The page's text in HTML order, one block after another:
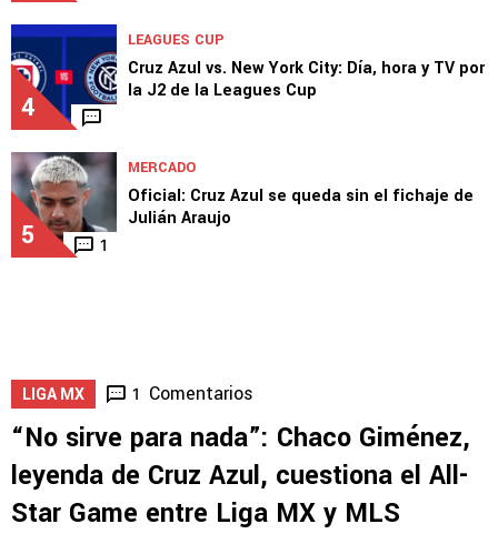
4
LEAGUES CUP
Cruz Azul vs. New York City: Día, hora y TV por
la J2 de la Leagues Cup
5 1
MERCADO
Oficial: Cruz Azul se queda sin el fichaje de
Julián Araujo
LIGA MX 1 Comentarios
“No sirve para nada”: Chaco Giménez,
leyenda de Cruz Azul, cuestiona el All-
Star Game entre Liga MX y MLS